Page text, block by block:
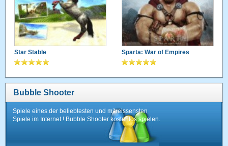
Star Stable Sparta: War of Empires
Bubble Shooter
Spiele eines der beliebtesten und mitreissensten
Spiele im Internet ! Bubble Shooter kostenlos spielen.